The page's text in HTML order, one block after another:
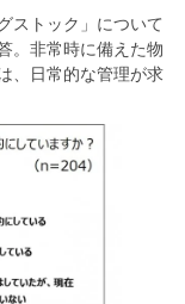
ストック」について
。非常時に備えた物
、日常的な管理が求